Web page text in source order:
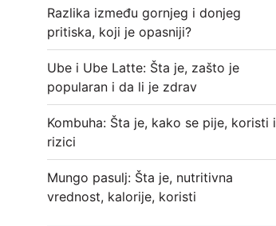
Razlika između gornjeg i donjeg
pritiska, koji je opasniji?
Ube i Ube Latte: Šta je, zašto je
popularan i da li je zdrav
Kombuha: Šta je, kako se pije, koristi i
rizici
Mungo pasulj: Šta je, nutritivna
vrednost, kalorije, koristi